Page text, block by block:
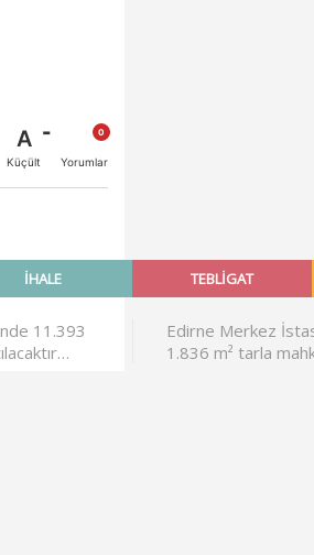
A
Küçült Yorumlar